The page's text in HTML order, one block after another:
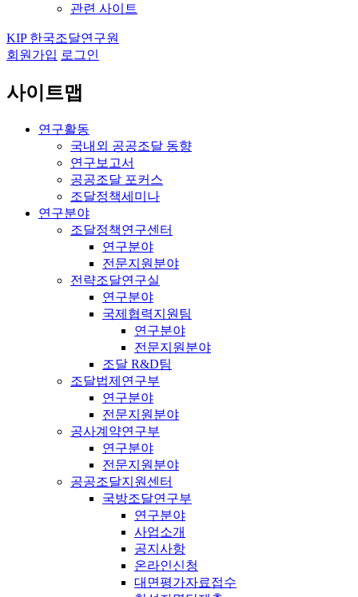
관련 사이트
KIP 한국조달연구원
회원가입 로그인
사이트맵
연구활동
국내외 공공조달 동향
연구보고서
공공조달 포커스
조달정책세미나
연구분야
조달정책연구센터
연구분야
전문지원분야
전략조달연구실
연구분야
국제협력지원팀
연구분야
전문지원분야
조달 R&D팀
조달법제연구부
연구분야
전문지원분야
공사계약연구부
연구분야
전문지원분야
공공조달지원센터
국방조달연구부
연구분야
사업소개
공지사항
온라인신청
대면평가자료접수